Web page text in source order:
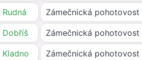
Rudná Zámečnická pohotovost
Dobříš Zámečnická pohotovost
Kladno Zámečnická pohotovost